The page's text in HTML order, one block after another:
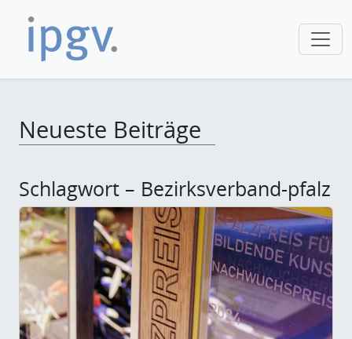
Neueste Beiträge
Schlagwort – Bezirksverband-pfalz